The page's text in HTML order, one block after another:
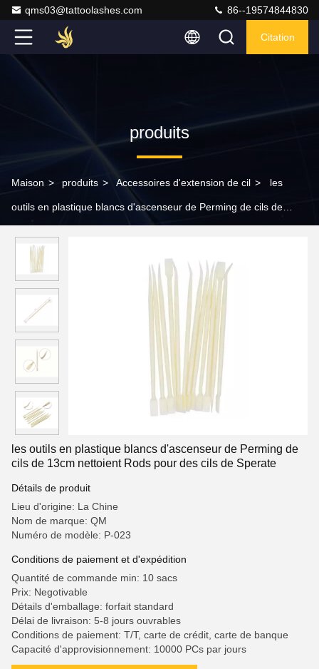
qms03@tattoolashes.com 86--19574844830
Citation
produits
Maison > produits > Accessoires d'extension de cil > les
outils en plastique blancs d'ascenseur de Perming de cils de
les outils en plastique blancs d'ascenseur de Perming de
cils de 13cm nettoient Rods pour des cils de Sperate
Détails de produit
Lieu d'origine: La Chine
Nom de marque: QM
Numéro de modèle: P-023
Conditions de paiement et d'expédition
Quantité de commande min: 10 sacs
Prix: Negotivable
Détails d'emballage: forfait standard
Délai de livraison: 5-8 jours ouvrables
Conditions de paiement: T/T, carte de crédit, carte de banque
Capacité d'approvisionnement: 10000 PCs par jours